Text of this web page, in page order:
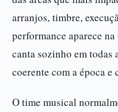
arranjos, timbre,
performance aparece
canta sozinho em todas
coerente com a época
O time musical